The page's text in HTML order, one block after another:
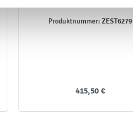
Produktnummer: ZEST6279
415,50 €